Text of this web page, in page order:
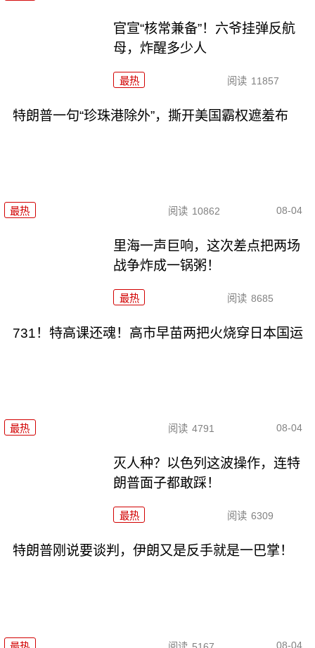
官宣“核常兼备”！六爷挂弹反航
母，炸醒多少人
最热 阅读 11857
特朗普一句“珍珠港除外”，撕开美国霸权遮羞布
最热 阅读 10862 08-04
里海一声巨响，这次差点把两场
战争炸成一锅粥！
最热 阅读 8685
731！特高课还魂！高市早苗两把火烧穿日本国运
最热 阅读 4791 08-04
灭人种？以色列这波操作，连特
朗普面子都敢踩！
最热 阅读 6309
特朗普刚说要谈判，伊朗又是反手就是一巴掌！
08-04